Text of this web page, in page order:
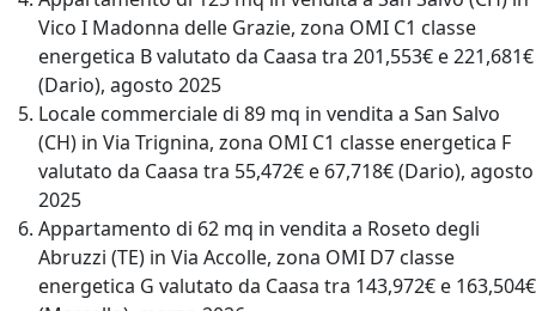
Vico I Madonna delle Grazie, zona OMI C1 classe
energetica B valutato da Caasa tra 201,553€ e 221,681€
(Dario), agosto 2025
Locale commerciale di 89 mq in vendita a San Salvo
(CH) in Via Trignina, zona OMI C1 classe energetica F
valutato da Caasa tra 55,472€ e 67,718€ (Dario), agosto
2025
Appartamento di 62 mq in vendita a Roseto degli
Abruzzi (TE) in Via Accolle, zona OMI D7 classe
energetica G valutato da Caasa tra 143,972€ e 163,504€